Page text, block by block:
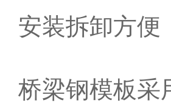
安装拆卸方便
桥梁钢模板采